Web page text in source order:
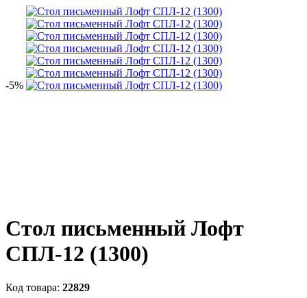
-5%
Стол письменный Лофт
СПЛ-12 (1300)
22829